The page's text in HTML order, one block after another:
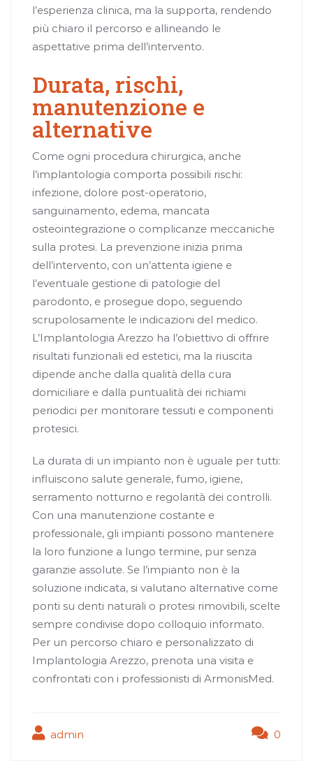
l’esperienza clinica, ma la supporta, rendendo
più chiaro il percorso e allineando le
aspettative prima dell’intervento.
Durata, rischi,
manutenzione e
alternative
Come ogni procedura chirurgica, anche
l’implantologia comporta possibili rischi:
infezione, dolore post-operatorio,
sanguinamento, edema, mancata
osteointegrazione o complicanze meccaniche
sulla protesi. La prevenzione inizia prima
dell’intervento, con un’attenta igiene e
l’eventuale gestione di patologie del
parodonto, e prosegue dopo, seguendo
scrupolosamente le indicazioni del medico.
L’Implantologia Arezzo ha l’obiettivo di offrire
risultati funzionali ed estetici, ma la riuscita
dipende anche dalla qualità della cura
domiciliare e dalla puntualità dei richiami
periodici per monitorare tessuti e componenti
protesici.
La durata di un impianto non è uguale per tutti:
influiscono salute generale, fumo, igiene,
serramento notturno e regolarità dei controlli.
Con una manutenzione costante e
professionale, gli impianti possono mantenere
la loro funzione a lungo termine, pur senza
garanzie assolute. Se l’impianto non è la
soluzione indicata, si valutano alternative come
ponti su denti naturali o protesi rimovibili, scelte
sempre condivise dopo colloquio informato.
Per un percorso chiaro e personalizzato di
Implantologia Arezzo, prenota una visita e
confrontati con i professionisti di ArmonisMed.
admin 0